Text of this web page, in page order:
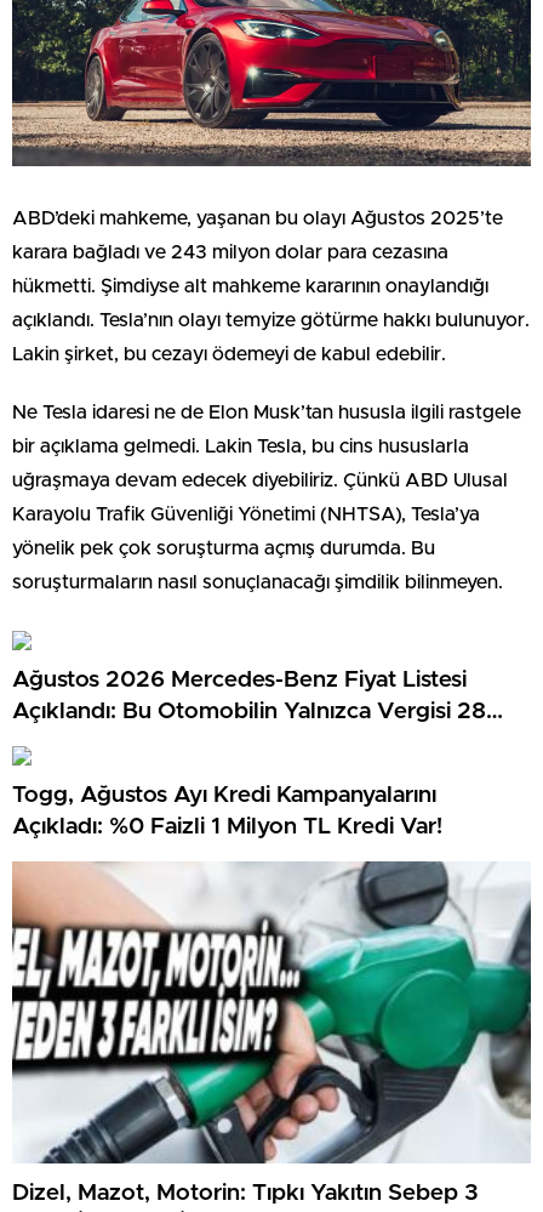
ABD’deki mahkeme, yaşanan bu olayı Ağustos 2025’te
karara bağladı ve 243 milyon dolar para cezasına
hükmetti. Şimdiyse alt mahkeme kararının onaylandığı
açıklandı. Tesla’nın olayı temyize götürme hakkı bulunuyor.
Lakin şirket, bu cezayı ödemeyi de kabul edebilir.
Ne Tesla idaresi ne de Elon Musk’tan hususla ilgili rastgele
bir açıklama gelmedi. Lakin Tesla, bu cins hususlarla
uğraşmaya devam edecek diyebiliriz. Çünkü ABD Ulusal
Karayolu Trafik Güvenliği Yönetimi (NHTSA), Tesla’ya
yönelik pek çok soruşturma açmış durumda. Bu
soruşturmaların nasıl sonuçlanacağı şimdilik bilinmeyen.
Ağustos 2026 Mercedes-Benz Fiyat Listesi
Açıklandı: Bu Otomobilin Yalnızca Vergisi 28
Milyon TL…
Togg, Ağustos Ayı Kredi Kampanyalarını
Açıkladı: %0 Faizli 1 Milyon TL Kredi Var!
Dizel, Mazot, Motorin: Tıpkı Yakıtın Sebep 3